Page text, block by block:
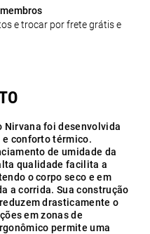
e trocar por frete grátis e
Nirvana foi desenvolvida
conforto térmico.
de umidade da
qualidade facilita a
o corpo seco e em
a corrida. Sua construção
drasticamente o
em zonas de
permite uma